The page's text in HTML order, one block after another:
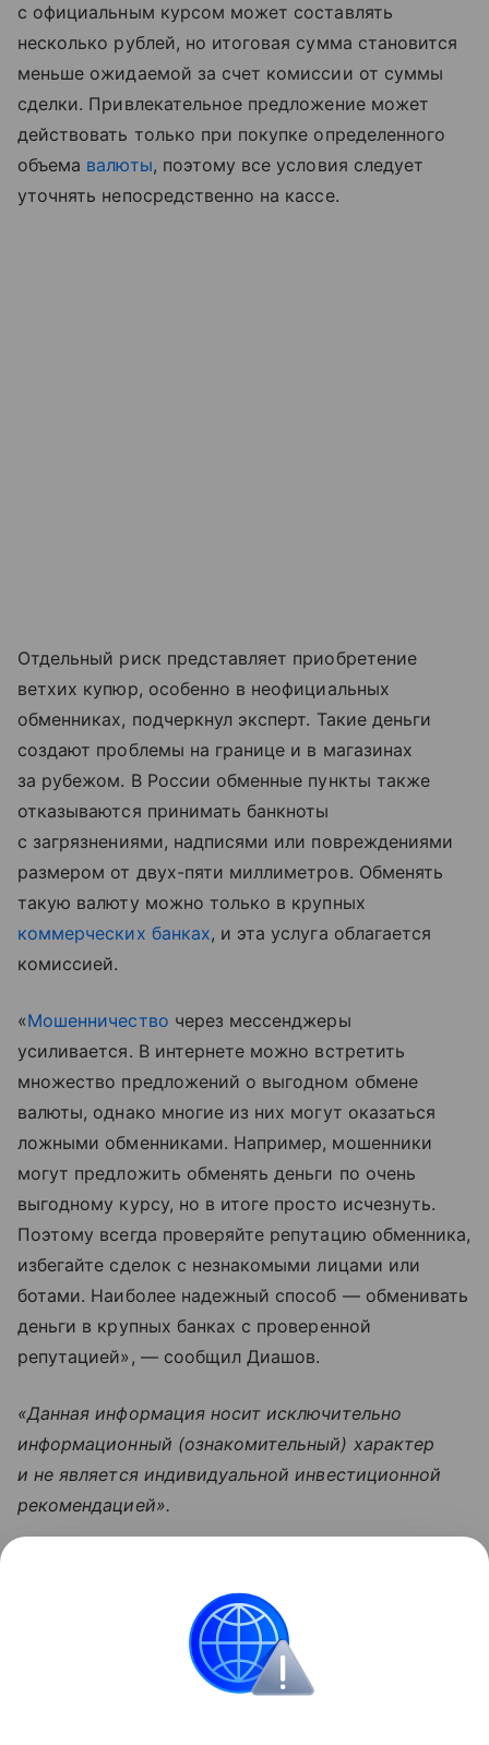
с официальным курсом может составлять
несколько рублей, но итоговая сумма становится
меньше ожидаемой за счет комиссии от суммы
сделки. Привлекательное предложение может
действовать только при покупке определенного
объема валюты, поэтому все условия следует
уточнять непосредственно на кассе.
Отдельный риск представляет приобретение
ветхих купюр, особенно в неофициальных
обменниках, подчеркнул эксперт. Такие деньги
создают проблемы на границе и в магазинах
за рубежом. В России обменные пункты также
отказываются принимать банкноты
с загрязнениями, надписями или повреждениями
размером от двух-пяти миллиметров. Обменять
такую валюту можно только в крупных
коммерческих банках, и эта услуга облагается
комиссией.
«Мошенничество через мессенджеры
усиливается. В интернете можно встретить
множество предложений о выгодном обмене
валюты, однако многие из них могут оказаться
ложными обменниками. Например, мошенники
могут предложить обменять деньги по очень
выгодному курсу, но в итоге просто исчезнуть.
Поэтому всегда проверяйте репутацию обменника,
избегайте сделок с незнакомыми лицами или
ботами. Наиболее надежный способ — обменивать
деньги в крупных банках с проверенной
репутацией», — сообщил Диашов.
«Данная информация носит исключительно
информационный (ознакомительный) характер
и не является индивидуальной инвестиционной
рекомендацией».
Волатильность: виды, индикаторы,
Какой бывает волатильность и от каких факторов
она зависит, расскажем с помощью эксперта.